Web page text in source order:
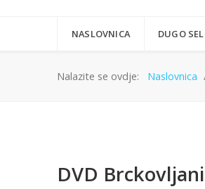
NASLOVNICA DUGO
Nalazite se ovdje: Naslovnica
DVD